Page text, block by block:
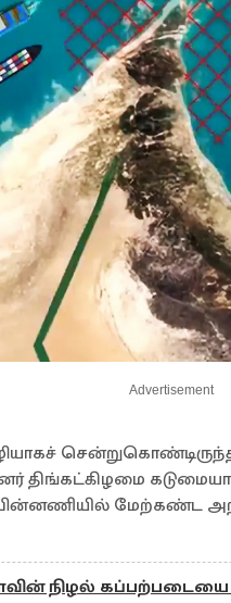
Advertisement
திங்கட்கிழமை
மேற்கண்ட
நிழல் கப்பற்படையை